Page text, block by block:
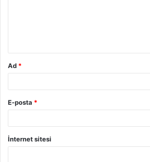
Ad *
E-posta *
İnternet sitesi